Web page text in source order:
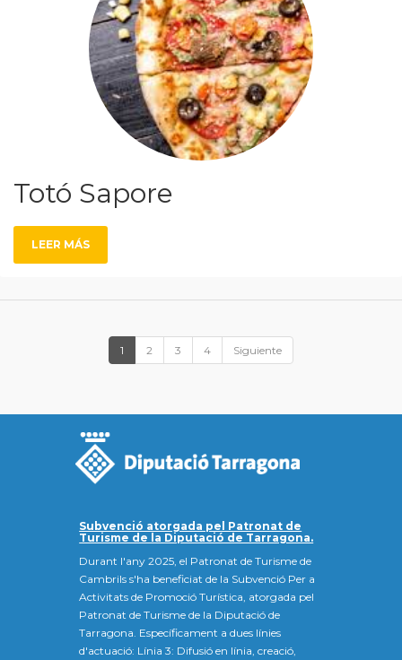
Totó Sapore
LEER MÁS
1 2 3 4 Siguiente
Subvenció atorgada pel Patronat de
Turisme de la Diputació de Tarragona.
Durant l'any 2025, el Patronat de Turisme de
Cambrils s'ha beneficiat de la Subvenció Per a
Activitats de Promoció Turística, atorgada pel
Patronat de Turisme de la Diputació de
Tarragona. Específicament a dues línies
d'actuació: Línia 3: Difusió en línia, creació,